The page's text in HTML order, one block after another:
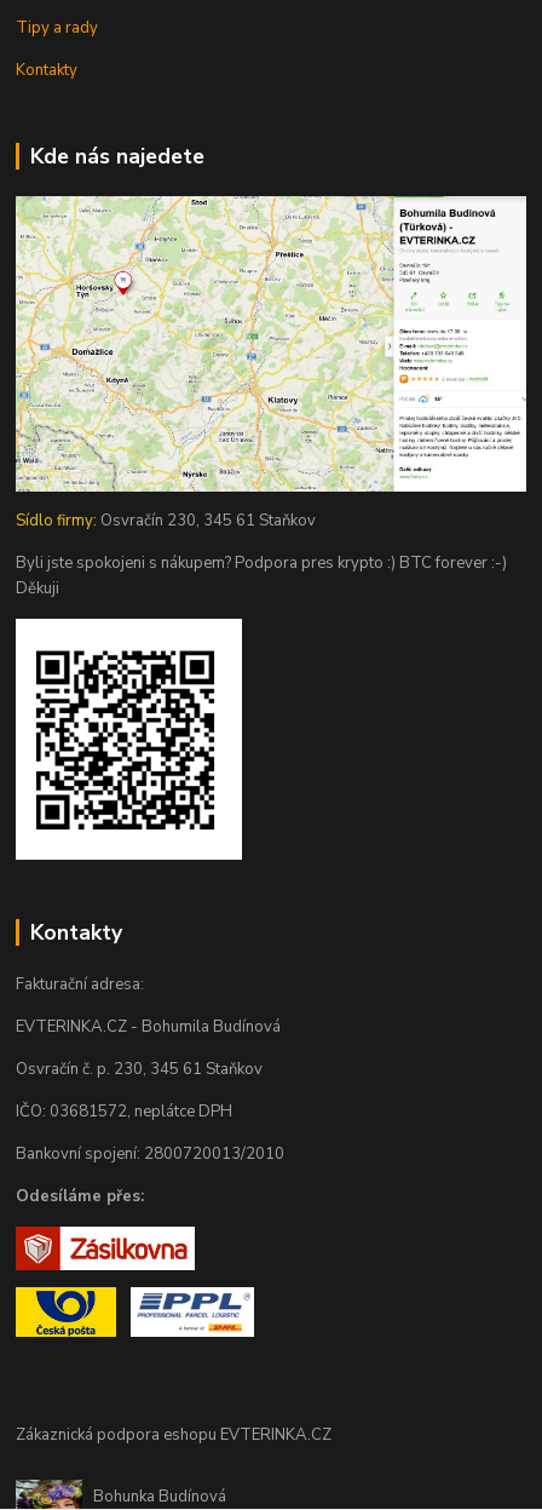
Tipy a rady
Kontakty
Kde nás najedete
Sídlo firmy: Osvračín 230, 345 61 Staňkov
Byli jste spokojeni s nákupem? Podpora pres krypto :) BTC forever :-)
Děkuji
Kontakty
Fakturační adresa:
EVTERINKA.CZ - Bohumila Budínová
Osvračín č. p. 230, 345 61 Staňkov
IČO: 03681572, neplátce DPH
Bankovní spojení: 2800720013/2010
Odesíláme přes:
Zákaznická podpora eshopu EVTERINKA.CZ
Bohunka Budínová